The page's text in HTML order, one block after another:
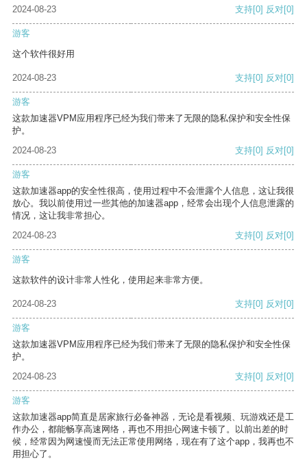
2024-08-23
支持[0] 反对[0]
游客
这个软件很好用
2024-08-23 支持[0] 反对[0]
游客
这款加速器VPM应用程序已经为我们带来了无限的隐私保护和安全性保
护。
2024-08-23
支持[0] 反对[0]
游客
这款加速器app的安全性很高，使用过程中不会泄露个人信息，这让我很
放心。我以前使用过一些其他的加速器app，经常会出现个人信息泄露的
情况，这让我非常担心。
2024-08-23
支持[0] 反对[0]
游客
这款软件的设计非常人性化，使用起来非常方便。
2024-08-23 支持[0] 反对[0]
游客
这款加速器VPM应用程序已经为我们带来了无限的隐私保护和安全性保
护。
2024-08-23
支持[0] 反对[0]
游客
这款加速器app简直是居家旅行必备神器，无论是看视频、玩游戏还是工
作办公，都能畅享高速网络，再也不用担心网速卡顿了。以前出差的时
候，经常因为网速慢而无法正常使用网络，现在有了这个app，我再也不
用担心了。